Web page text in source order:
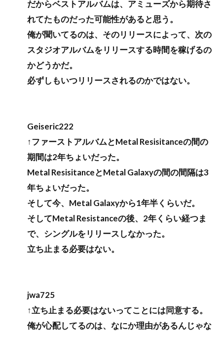
だからベストアルバムは、アミューズから期待さ
れてたものだった可能性があると思う。
俺が聞いてるのは、そのリリースによって、次の
スタジオアルバムをリリースする時間を稼げるの
かどうかだ。
必ずしもいつリリースされるのかではない。
Geiseric222
↑ファーストアルバムとMetal Resisitanceの間の
期間は2年ちょいだった。
Metal ResisitanceとMetal Galaxyの間の間隔は3
年ちょいだった。
そして今、Metal Galaxyから1年半くらいだ。
そしてMetal Resistanceの後、2年くらい経つま
で、シングルをリリースしなかった。
立ち止まる必要はない。
jwa725
↑立ち止まる必要はないってことには同意する。
俺が心配してるのは、なにか理由があるんじゃな